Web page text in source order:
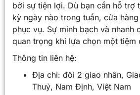
bởi sự tiện lợi. Dù bạn cần hỗ trợ
kỳ ngày nào trong tuần, cửa
phục vụ. Sự minh bạch và nhanh
quan trọng khi lựa chọn một tiệm
Thông tin liên hệ:
Địa chỉ: đôi 2 giao nhân,
Thuỷ, Nam Định, Việt Nam